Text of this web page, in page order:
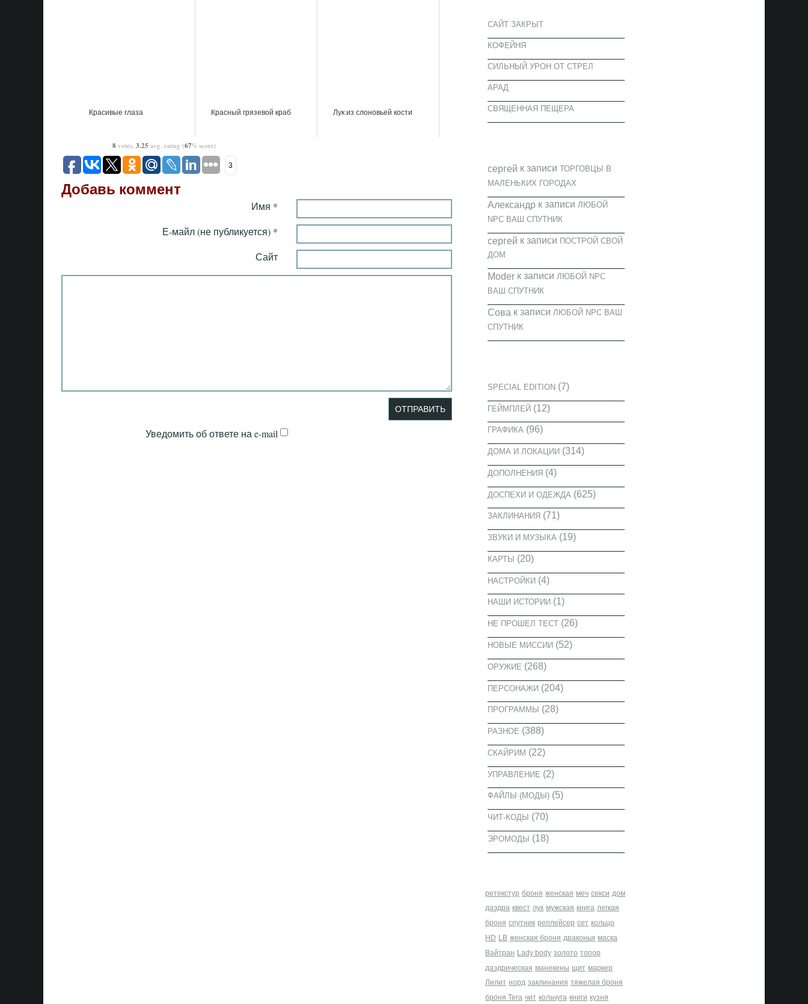
Красивые глаза Красный грязевой краб Лук из слоновьей кости
8 votes, 3.25 avg. rating (67% score)
3
Добавь коммент
Имя *
Е-майл (не публикуется) *
Сайт
Уведомить об ответе на e-mail
САЙТ ЗАКРЫТ
КОФЕЙНЯ
CИЛЬНЫЙ УРОН ОТ СТРЕЛ
АРАД
СВЯЩЕННАЯ ПЕЩЕРА
cергей к записи ТОРГОВЦЫ В
МАЛЕНЬКИХ ГОРОДАХ
Александрк записи ЛЮБОЙ
NPC ВАШ СПУТНИК
cергей к записи ПОСТРОЙ СВОЙ
ДОМ
Moderк записи ЛЮБОЙ NPC
ВАШ СПУТНИК
Сова к записи ЛЮБОЙ NPC ВАШ
СПУТНИК
SPECIAL EDITION(7)
ГЕЙМПЛЕЙ(12)
ГРАФИКА (96)
ДОМА И ЛОКАЦИИ(314)
ДОПОЛНЕНИЯ(4)
ДОСПЕХИ И ОДЕЖДА (625)
ЗАКЛИНАНИЯ(71)
ЗВУКИ И МУЗЫКА (19)
КАРТЫ (20)
НАСТРОЙКИ(4)
НАШИ ИСТОРИИ(1)
НЕ ПРОШЕЛ ТЕСТ(26)
НОВЫЕ МИССИИ(52)
ОРУЖИЕ (268)
ПЕРСОНАЖИ(204)
ПРОГРАММЫ (28)
РАЗНОЕ (388)
СКАЙРИМ (22)
УПРАВЛЕНИЕ (2)
ФАЙЛЫ (МОДЫ)(5)
ЧИТ-КОДЫ (70)
ЭРОМОДЫ (18)
ретекстур броня женская меч секси дом
даэдра квест лук мужская книга легкая
броня спутник реплейсер сет кольцо
HD LB женская броня драконья маска
Вайтран Lady body золото топор
даэдрическая манекены щит маркер
Лилит норд заклинания тяжелая броня
броня Tera чит кольчуга книги кузня